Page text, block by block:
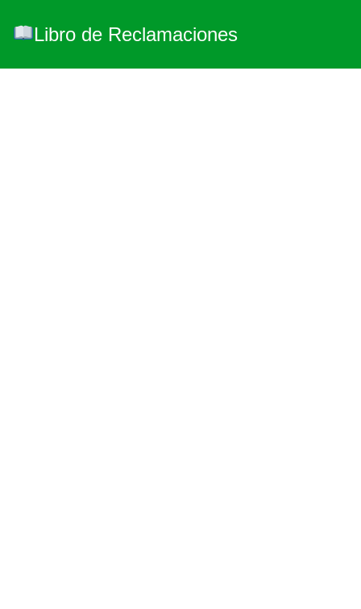
Libro de Reclamaciones